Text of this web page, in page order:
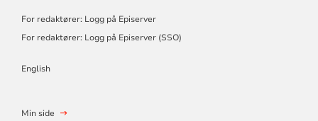
For redaktører: Logg på Episerver
For redaktører: Logg på Episerver (SSO)
English
Min side